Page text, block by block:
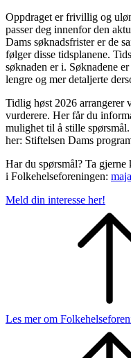
Oppdraget er frivillig og
passer deg innenfor den
Dams søknadsfrister er de
følger disse tidsplanene.
søknaden er i. Søknadene
lengre og mer detaljerte
Tidlig høst 2026 arrangerer
vurderere. Her får du
mulighet til å stille
her: Stiftelsen Dams
Har du spørsmål? Ta
i Folkehelseforeningen:
Meld din interesse her!
Les mer om